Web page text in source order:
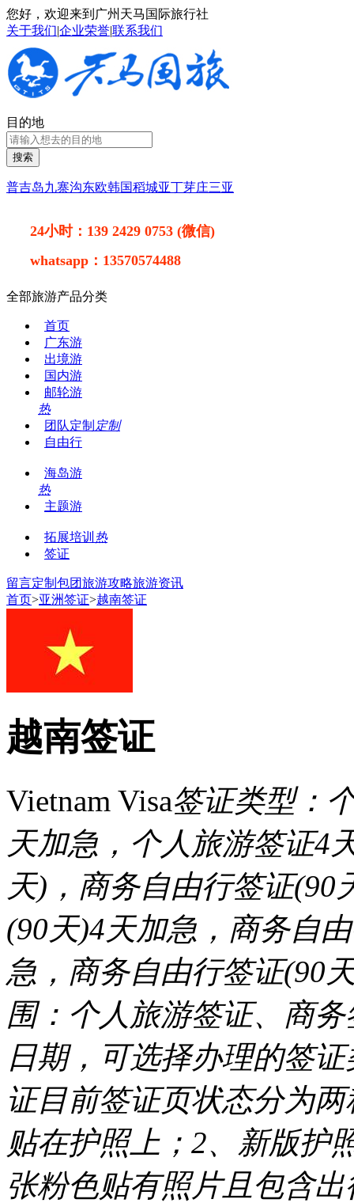
您好，欢迎来到广州天马国际旅行社
关于我们|企业荣誉|联系我们
目的地
搜索
普吉岛九寨沟东欧韩国稻城亚丁芽庄三亚
24小时： 139 2429 0753 (微信)
whatsapp： 13570574488
全部旅游产品分类
首页
广东游
出境游
国内游
邮轮游
热
团队定制 定制
自由行
海岛游
热
主题游
拓展培训 热
签证
留言定制包团旅游攻略旅游资讯
首页>亚洲签证>越南签证
越南签证
Vietnam Visa签证类型：
天加急，个人旅游签证4
天)，商务自由行签证
(90天)4天加急，商务自
急，商务自由行签证(90
围：个人旅游签证、商
日期，可选择办理的签
证目前签证页状态分为
贴在护照上；2、新版护
张粉色贴有照片且包含